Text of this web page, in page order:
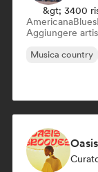
&gt; 3400
AmericanaBlues
Aggiungere
Musica country